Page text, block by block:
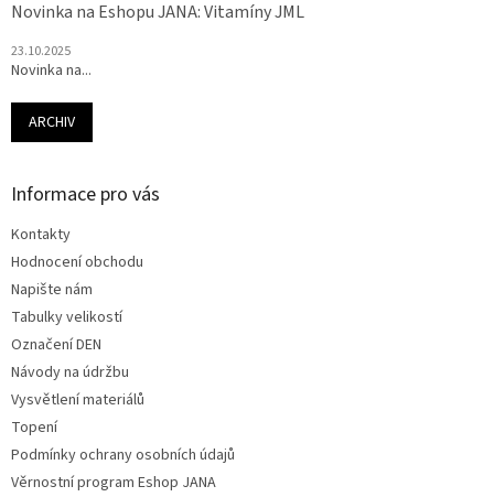
Novinka na Eshopu JANA: Vitamíny JML
23.10.2025
Novinka na...
ARCHIV
Informace pro vás
Kontakty
Hodnocení obchodu
Napište nám
Tabulky velikostí
Označení DEN
Návody na údržbu
Vysvětlení materiálů
Topení
Podmínky ochrany osobních údajů
Věrnostní program Eshop JANA